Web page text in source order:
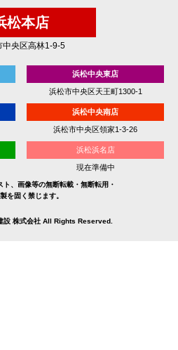
松本店
中央区高林1-9-5
浜松中央東店
浜松市中央区天王町1300-1
浜松中央南店
浜松市中央区領家1-3-26
浜松浜名店
現在準備中
ト、画像等の無断転載・無断転用・
を固く禁じます。
設 株式会社 All Rights Reserved.